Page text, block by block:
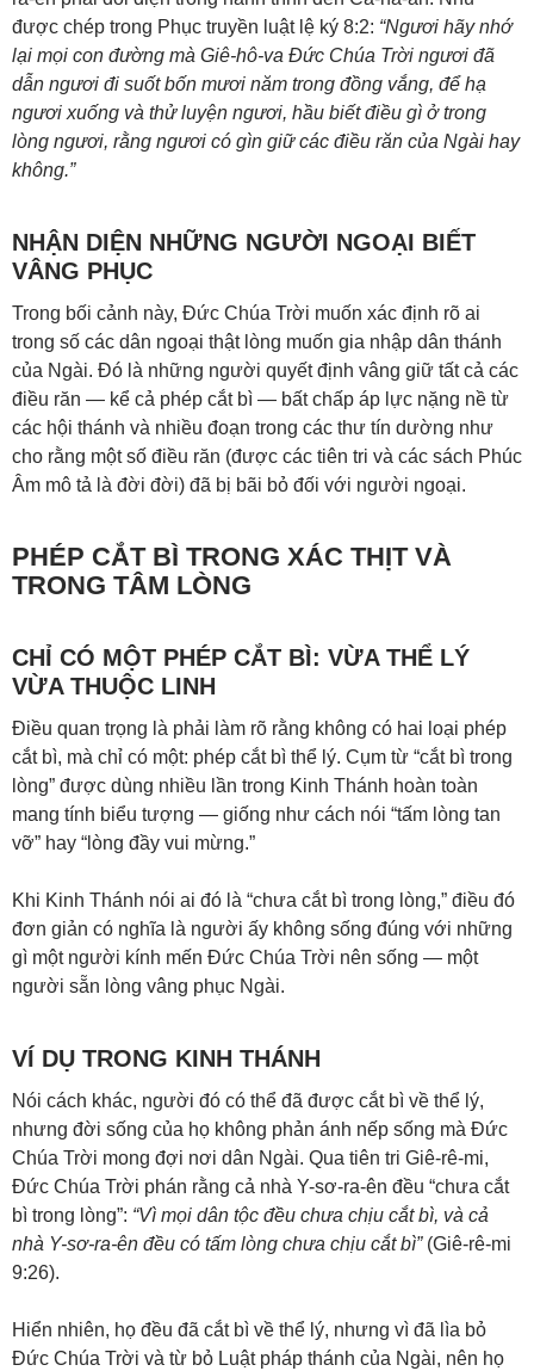
được chép trong Phục truyền luật lệ ký 8:2: “Ngươi hãy nhớ
lại mọi con đường mà Giê-hô-va Đức Chúa Trời ngươi đã
dẫn ngươi đi suốt bốn mươi năm trong đồng vắng, để hạ
ngươi xuống và thử luyện ngươi, hầu biết điều gì ở trong
lòng ngươi, rằng ngươi có gìn giữ các điều răn của Ngài hay
không.”
NHẬN DIỆN NHỮNG NGƯỜI NGOẠI BIẾT
VÂNG PHỤC
Trong bối cảnh này, Đức Chúa Trời muốn xác định rõ ai
trong số các dân ngoại thật lòng muốn gia nhập dân thánh
của Ngài. Đó là những người quyết định vâng giữ tất cả các
điều răn — kể cả phép cắt bì — bất chấp áp lực nặng nề từ
các hội thánh và nhiều đoạn trong các thư tín dường như
cho rằng một số điều răn (được các tiên tri và các sách Phúc
Âm mô tả là đời đời) đã bị bãi bỏ đối với người ngoại.
PHÉP CẮT BÌ TRONG XÁC THỊT VÀ
TRONG TÂM LÒNG
CHỈ CÓ MỘT PHÉP CẮT BÌ: VỪA THỂ LÝ
VỪA THUỘC LINH
Điều quan trọng là phải làm rõ rằng không có hai loại phép
cắt bì, mà chỉ có một: phép cắt bì thể lý. Cụm từ “cắt bì trong
lòng” được dùng nhiều lần trong Kinh Thánh hoàn toàn
mang tính biểu tượng — giống như cách nói “tấm lòng tan
vỡ” hay “lòng đầy vui mừng.”
Khi Kinh Thánh nói ai đó là “chưa cắt bì trong lòng,” điều đó
đơn giản có nghĩa là người ấy không sống đúng với những
gì một người kính mến Đức Chúa Trời nên sống — một
người sẵn lòng vâng phục Ngài.
VÍ DỤ TRONG KINH THÁNH
Nói cách khác, người đó có thể đã được cắt bì về thể lý,
nhưng đời sống của họ không phản ánh nếp sống mà Đức
Chúa Trời mong đợi nơi dân Ngài. Qua tiên tri Giê-rê-mi,
Đức Chúa Trời phán rằng cả nhà Y-sơ-ra-ên đều “chưa cắt
bì trong lòng”: “Vì mọi dân tộc đều chưa chịu cắt bì, và cả
nhà Y-sơ-ra-ên đều có tấm lòng chưa chịu cắt bì”(Giê-rê-mi
9:26).
Hiển nhiên, họ đều đã cắt bì về thể lý, nhưng vì đã lìa bỏ
Đức Chúa Trời và từ bỏ Luật pháp thánh của Ngài, nên họ